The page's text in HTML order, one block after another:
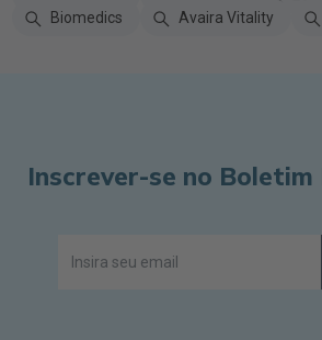
Biomedics
Avaira Vitality
Inscrever-se no